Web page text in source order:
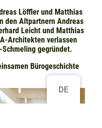
Löffler und Matthias
den Altpartnern Andreas
Leicht und Matthias
Architekten verlassen
gegründet.
Bürogeschichte
DE